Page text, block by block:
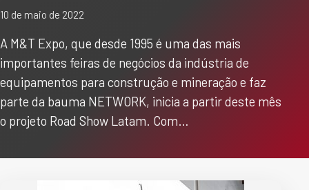
10 de maio de 2022
A M&T Expo, que desde 1995 é uma das mais
importantes feiras de negócios da indústria de
equipamentos para construção e mineração e faz
parte da bauma NETWORK, inicia a partir deste mês
o projeto Road Show Latam. Com…